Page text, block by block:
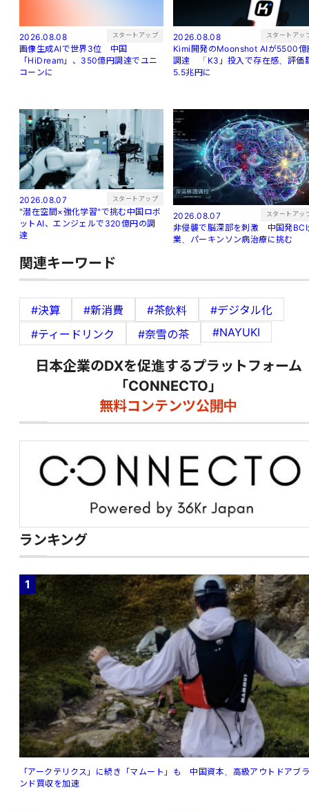
2026.08.08 スタートアップ
画像生成AIで世界3位 中国
「HiDream」、350億円調達でユニ
コーンに
2026.08.08 スタートアッ
Kimi開発のMoonshot AIが5500億
調達 「K3」投入で存在感、評価
5.5兆円に
2026.08.07 スタートアップ
"潜在空間×強化学習"で挑む中国ロボ
ットAI、エンジェルで320億円の調
達
2026.08.07 スタートアッ
非侵襲で脳深部を刺激 中国発BCI
業、パーキンソン病治療に挑む
関連キーワード
#決算 #新消費 #茶飲料
#デジタル化
#ティードリンク
#奈雪の茶 #NAYUKI
日本企業のDXを促進するプラットフォーム
「CONNECTO」
無料コンテンツ公開中
ランキング
1
「アークテリクス」に続き「マムート」も 中国資本、高級アウトドアブ
ンド買収を加速